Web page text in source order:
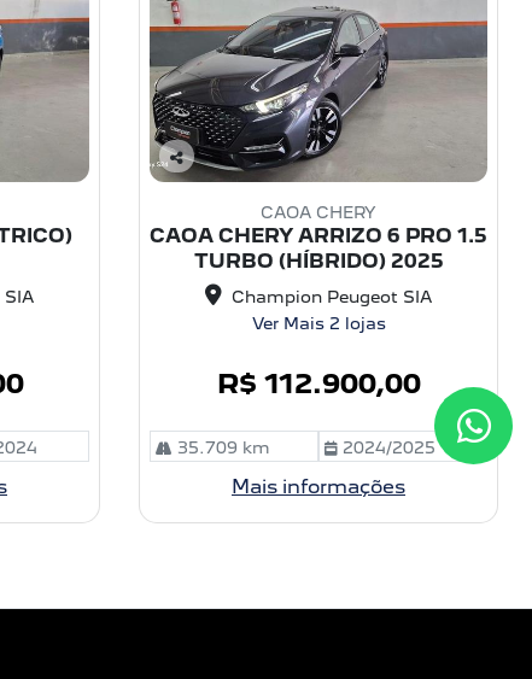
C
pa
CAOA CHERY
CAOA CHERY ARRIZO 6 PRO 1.5
TURBO (HÍBRIDO) 2025
Champion Peugeot SIA
Ver Mais 2 lojas
R$ 112.900,00
35.709 km 2024/2025
Mais informações